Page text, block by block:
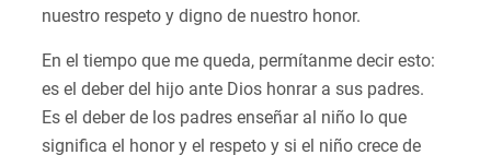
nuestro respeto y digno de nuestro honor.
En el tiempo que me queda, permítanme decir esto:
es el deber del hijo ante Dios honrar a sus padres.
Es el deber de los padres enseñar al niño lo que
significa el honor y el respeto y si el niño crece de